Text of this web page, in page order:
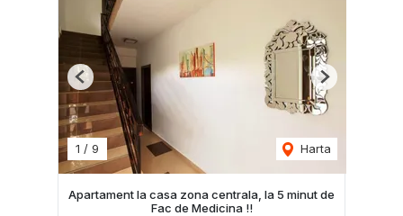
1 / 9 Harta
Previous Next
Apartament la casa zona centrala, la 5 minut de
Fac de Medicina !!